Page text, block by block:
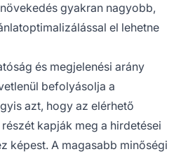
gyakran nagyobb,
el lehetne
és megjelenési arány
befolyásolja a
azt, hogy az elérhető
kapják meg a hirdetései
képest. A magasabb minőségi